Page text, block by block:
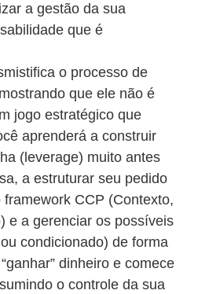
a gestão da sua
que é
o processo de
que ele não é
jogo estratégico que
aprenderá a construir
(leverage) muito antes
a estruturar seu pedido
CCP (Contexto,
e a gerenciar os possíveis
condicionado) de forma
dinheiro e comece
o controle da sua